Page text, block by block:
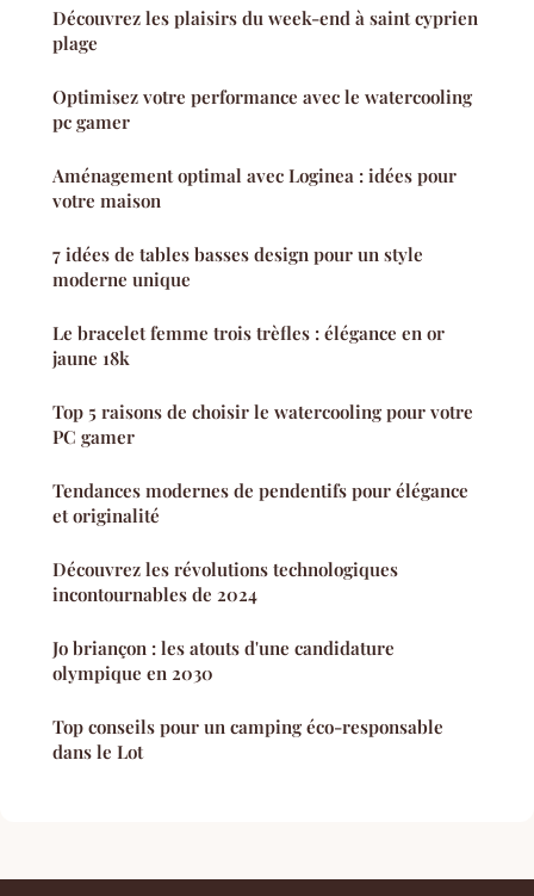
Découvrez les plaisirs du week-end à saint cyprien
plage
Optimisez votre performance avec le watercooling
pc gamer
Aménagement optimal avec Loginea : idées pour
votre maison
7 idées de tables basses design pour un style
moderne unique
Le bracelet femme trois trèfles : élégance en or
jaune 18k
Top 5 raisons de choisir le watercooling pour votre
PC gamer
Tendances modernes de pendentifs pour élégance
et originalité
Découvrez les révolutions technologiques
incontournables de 2024
Jo briançon : les atouts d'une candidature
olympique en 2030
Top conseils pour un camping éco-responsable
dans le Lot